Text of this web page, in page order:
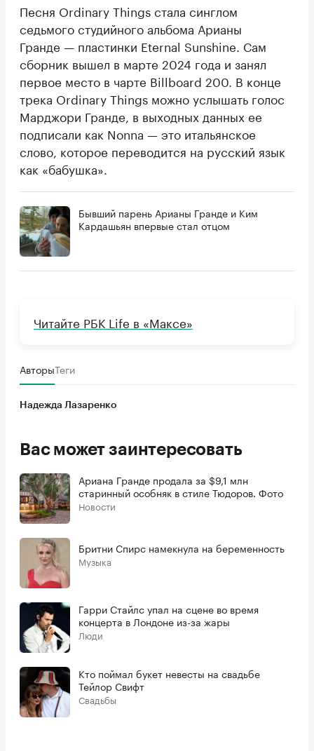
Песня Ordinary Things стала синглом
седьмого студийного альбома Арианы
Гранде — пластинки Eternal Sunshine. Сам
сборник вышел в марте 2024 года и занял
первое место в чарте Billboard 200. В конце
трека Ordinary Things можно услышать голос
Марджори Гранде, в выходных данных ее
подписали как Nonna — это итальянское
слово, которое переводится на русский язык
как «бабушка».
Бывший парень Арианы Гранде и Ким
Кардашьян впервые стал отцом
Читайте РБК Life в «Максе»
АвторыТеги
Надежда Лазаренко
Вас может заинтересовать
Ариана Гранде продала за $9,1 млн
старинный особняк в стиле Тюдоров. Фото
Новости
Бритни Спирс намекнула на беременность
Музыка
Гарри Стайлс упал на сцене во время
концерта в Лондоне из-за жары
Люди
Кто поймал букет невесты на свадьбе
Тейлор Свифт
Свадьбы